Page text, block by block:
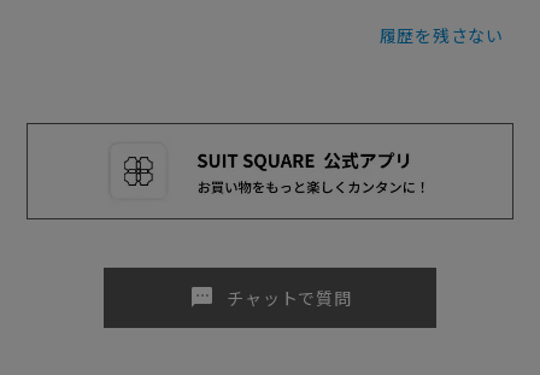
履歴を残さない
sms チャットで質問